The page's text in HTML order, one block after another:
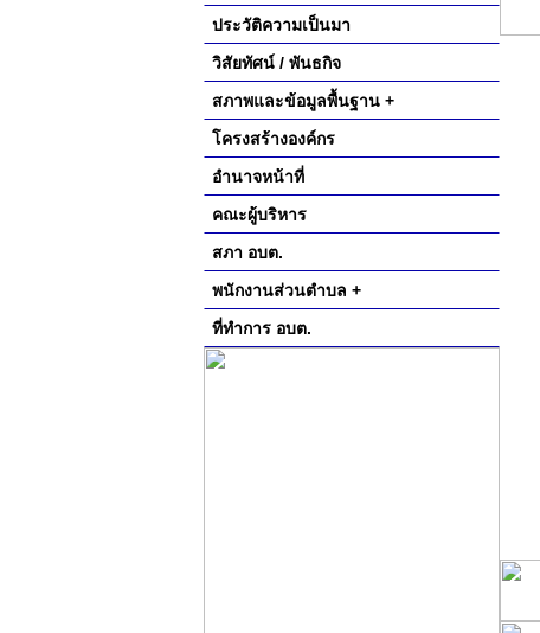
ประวัติความเป็นมา
วิสัยทัศน์ / พันธกิจ
สภาพและข้อมูลพื้นฐาน +
โครงสร้างองค์กร
อำนาจหน้าที่
คณะผู้บริหาร
สภา อบต.
พนักงานส่วนตำบล +
ที่ทำการ อบต.